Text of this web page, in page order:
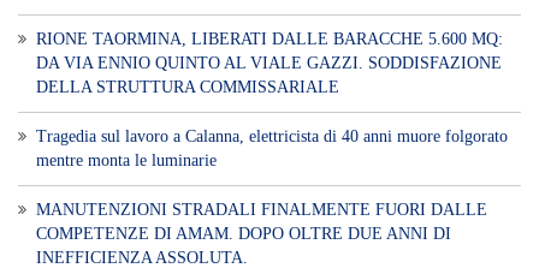
RIONE TAORMINA, LIBERATI DALLE BARACCHE 5.600 MQ:
DA VIA ENNIO QUINTO AL VIALE GAZZI. SODDISFAZIONE
DELLA STRUTTURA COMMISSARIALE
Tragedia sul lavoro a Calanna, elettricista di 40 anni muore folgorato
mentre monta le luminarie
MANUTENZIONI STRADALI FINALMENTE FUORI DALLE
COMPETENZE DI AMAM. DOPO OLTRE DUE ANNI DI
INEFFICIENZA ASSOLUTA.